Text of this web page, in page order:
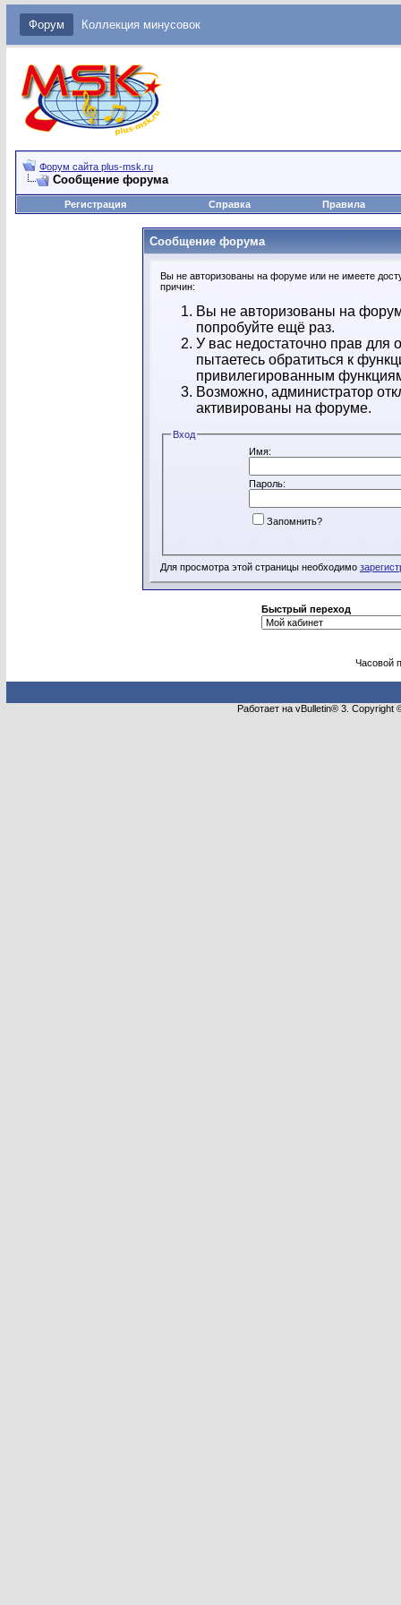
Форум Коллекция минусовок
Форум сайта plus-msk.ru
Сообщение форума
Регистрация Справка Правила
Сообщение форума
Вы не авторизованы на форуме или не имеете
причин:
Вы не авторизованы на
попробуйте ещё раз.
У вас недостаточно прав
пытаетесь обратиться к
привилегированным
Возможно, администратор
активированы на форуме.
Вход
Имя:
Пароль:
Запомнить?
Для просмотра этой страницы необходимо
Быстрый переход
Часовой
Работает на vBulletin® 3.